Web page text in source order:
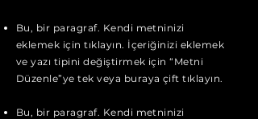
Bu, bir paragraf. Kendi metninizi
eklemek için tıklayın. İçeriğinizi eklemek
ve yazı tipini değiştirmek için “Metni
Düzenle”ye tek veya buraya çift tıklayın.
Bu, bir paragraf. Kendi metninizi